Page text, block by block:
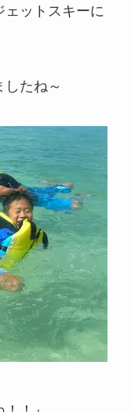
ットスキーに
たね～